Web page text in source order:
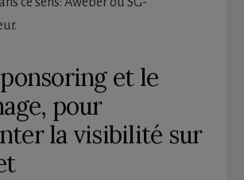
et le
pour
la visibilité sur